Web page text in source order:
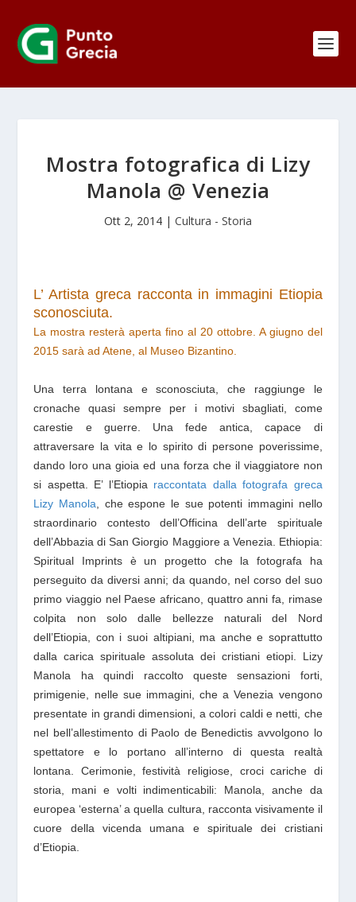
Mostra fotografica di Lizy
Manola @ Venezia
Ott 2, 2014 | Cultura - Storia
L’ Artista greca racconta in immagini Etiopia
sconosciuta.
La mostra resterà aperta fino al 20 ottobre. A giugno del
2015 sarà ad Atene, al Museo Bizantino.
Una terra lontana e sconosciuta, che raggiunge le
cronache quasi sempre per i motivi sbagliati, come
carestie e guerre. Una fede antica, capace di
attraversare la vita e lo spirito di persone poverissime,
dando loro una gioia ed una forza che il viaggiatore non
si aspetta. E’ l’Etiopia raccontata dalla fotografa greca
Lizy Manola , che espone le sue potenti immagini nello
straordinario contesto dell’Officina dell’arte spirituale
dell’Abbazia di San Giorgio Maggiore a Venezia. Ethiopia:
Spiritual Imprints è un progetto che la fotografa ha
perseguito da diversi anni; da quando, nel corso del suo
primo viaggio nel Paese africano, quattro anni fa, rimase
colpita non solo dalle bellezze naturali del Nord
dell’Etiopia, con i suoi altipiani, ma anche e soprattutto
dalla carica spirituale assoluta dei cristiani etiopi. Lizy
Manola ha quindi raccolto queste sensazioni forti,
primigenie, nelle sue immagini, che a Venezia vengono
presentate in grandi dimensioni, a colori caldi e netti, che
nel bell’allestimento di Paolo de Benedictis avvolgono lo
spettatore e lo portano all’interno di questa realtà
lontana. Cerimonie, festività religiose, croci cariche di
storia, mani e volti indimenticabili: Manola, anche da
europea ‘esterna’ a quella cultura, racconta visivamente il
cuore della vicenda umana e spirituale dei cristiani
d’Etiopia.